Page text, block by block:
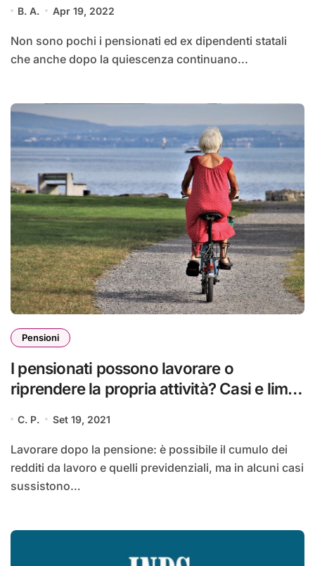
B. A. Apr 19, 2022
Non sono pochi i pensionati ed ex dipendenti statali
che anche dopo la quiescenza continuano...
Pensioni
I pensionati possono lavorare o
riprendere la propria attività? Casi e limiti
C. P. Set 19, 2021
Lavorare dopo la pensione: è possibile il cumulo dei
redditi da lavoro e quelli previdenziali, ma in alcuni casi
sussistono…